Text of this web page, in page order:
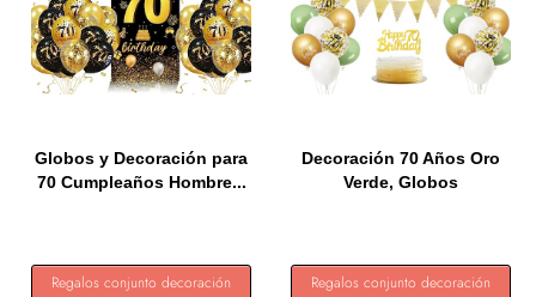
Globos y Decoración para
70 Cumpleaños Hombre...
Regalos conjunto decoración
Decoración 70 Años Oro
Verde, Globos
Regalos conjunto decoración